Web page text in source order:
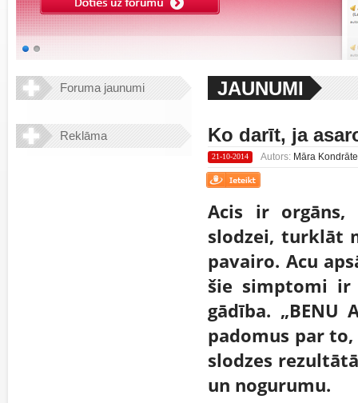
Foruma jaunumi
Reklāma
JAUNUMI
Ko darīt, ja
21-10-2014 Autors: Māra
Acis ir
slodzei, turklāt
pavairo. Acu
šie simptomi ir
gādība.
padomus par
slodzes
un nogurumu.